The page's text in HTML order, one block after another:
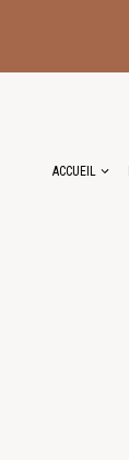
ACCUEIL